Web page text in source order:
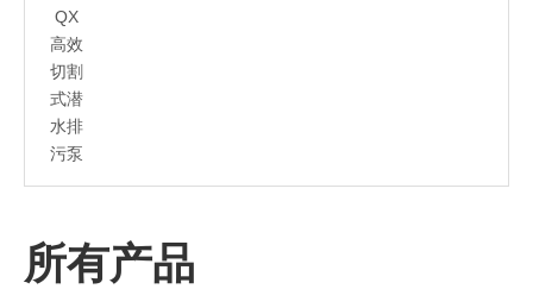
QX
高效
切割
式潜
水排
污泵
所有产品